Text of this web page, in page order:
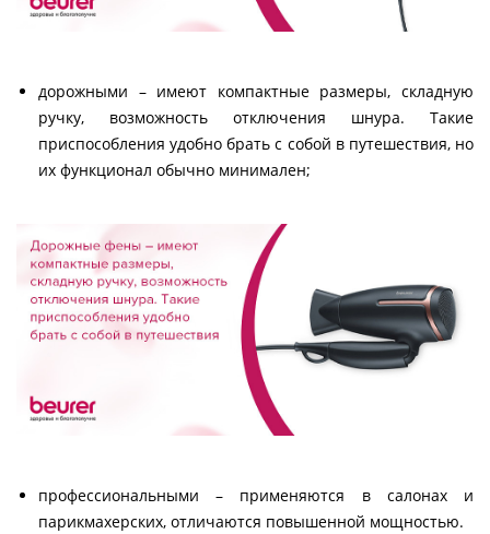
дорожными – имеют компактные размеры, складную
ручку, возможность отключения шнура. Такие
приспособления удобно брать с собой в путешествия, но
их функционал обычно минимален;
профессиональными – применяются в салонах и
парикмахерских, отличаются повышенной мощностью.